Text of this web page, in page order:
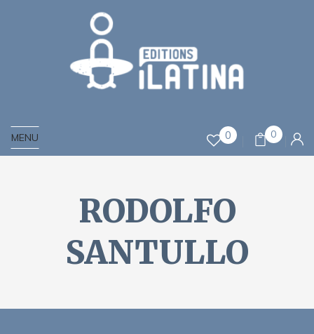
MENU 0 0
RODOLFO
SANTULLO